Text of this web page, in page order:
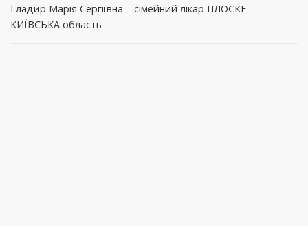
Гладир Марія Сергіївна – сімейний лікар ПЛОСКЕ
КИЇВСЬКА область